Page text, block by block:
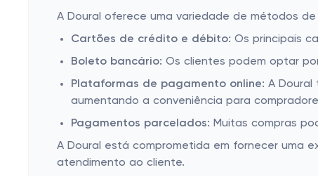
A Doural oferece uma variedade de métodos
Cartões de crédito e débito: Os principais
Boleto bancário: Os clientes podem optar
Plataformas de pagamento online: A
aumentando a conveniência para
Pagamentos parcelados: Muitas compras
A Doural está comprometida em fornecer uma
atendimento ao cliente.